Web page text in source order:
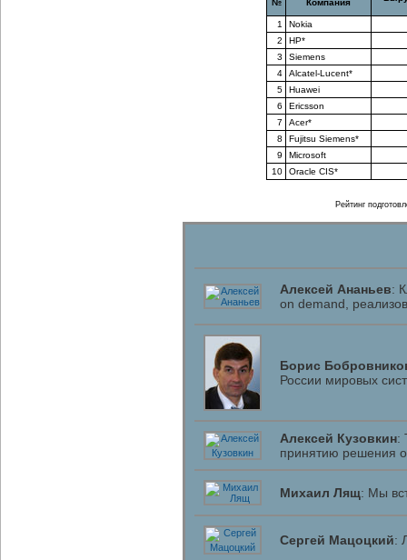
№ Компания
1
Nokia
2
HP*
3
Siemens
4
Alcatel-Lucent*
5
Huawei
6
Ericsson
7
Aсer*
8
Fujitsu Siemens*
9
Microsoft
10
Oracle CIS*
Рейтинг
Алексей Ананьев:
on demand,
Борис
России мировых
Алексей Кузовкин:
принятию решения
Михаил Лящ: Мы
Сергей Мацоцкий: